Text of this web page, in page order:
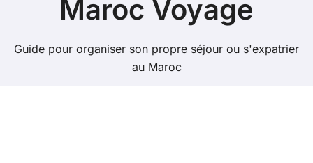
Maroc Voyage
Guide pour organiser son propre séjour ou s'expatrier
au Maroc